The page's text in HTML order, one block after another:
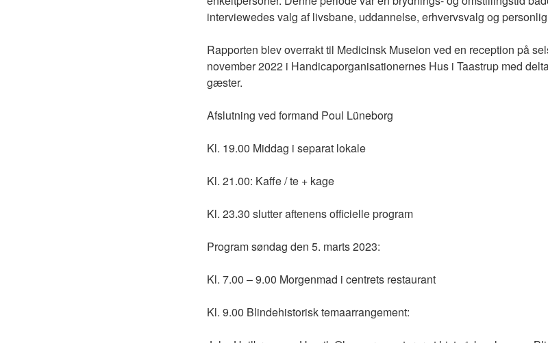
interviewedes valg af livsbane, uddannelse, erhvervsvalg og
Rapporten blev overrakt til Medicinsk Museion ved en reception på
november 2022 i Handicaporganisationernes Hus i Taastrup med
gæster.
Afslutning ved formand Poul Lüneborg
Kl. 19.00 Middag i separat lokale
Kl. 21.00: Kaffe / te + kage
Kl. 23.30 slutter aftenens officielle program
Program søndag den 5. marts 2023:
Kl. 7.00 – 9.00 Morgenmad i centrets restaurant
Kl. 9.00 Blindehistorisk temaarrangement: